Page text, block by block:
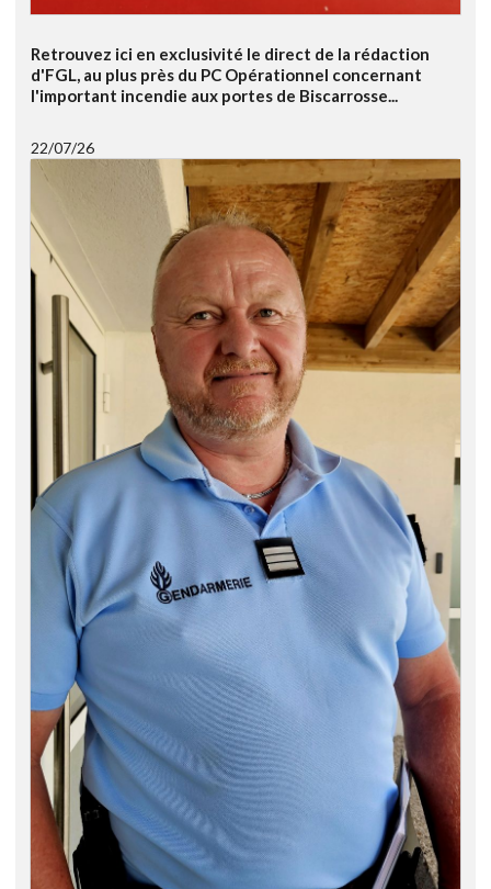
Retrouvez ici en exclusivité le direct de la rédaction
d'FGL, au plus près du PC Opérationnel concernant
l'important incendie aux portes de Biscarrosse...
22/07/26